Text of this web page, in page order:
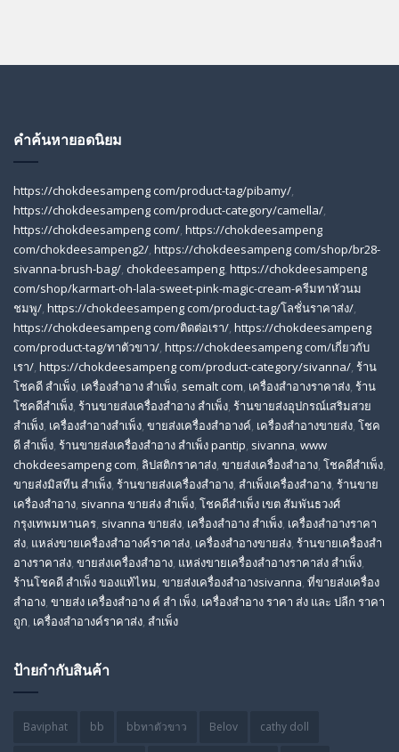
คำค้นหายอดนิยม
https://chokdeesampeng com/product-tag/pibamy/,
https://chokdeesampeng com/product-category/camella/,
https://chokdeesampeng com/, https://chokdeesampeng
com/chokdeesampeng2/, https://chokdeesampeng com/shop/br28-
sivanna-brush-bag/, chokdeesampeng, https://chokdeesampeng
com/shop/karmart-oh-lala-sweet-pink-magic-cream-ครีมทาหัวนม
ชมพู/, https://chokdeesampeng com/product-tag/โลชั่นราคาส่ง/,
https://chokdeesampeng com/ติดต่อเรา/, https://chokdeesampeng
com/product-tag/ทาตัวขาว/, https://chokdeesampeng com/เกี่ยวกับ
เรา/, https://chokdeesampeng com/product-category/sivanna/, ร้าน
โชคดี สําเพ็ง, เครื่องสำอาง สำเพ็ง, semalt com, เครื่องสำอางราคาส่ง, ร้าน
โชคดีสำเพ็ง, ร้านขายส่งเครื่องสําอาง สําเพ็ง, ร้านขายส่งอุปกรณ์เสริมสวย
สําเพ็ง, เครื่องสำอางสำเพ็ง, ขายส่งเครื่องสำอางค์, เครื่องสำอางขายส่ง, โชค
ดี สําเพ็ง, ร้านขายส่งเครื่องสําอาง สําเพ็ง pantip, sivanna, www
chokdeesampeng com, ลิปสติกราคาส่ง, ขายส่งเครื่องสำอาง, โชคดีสำเพ็ง,
ขายส่งมิสทีน สําเพ็ง, ร้านขายส่งเครื่องสำอาง, สําเพ็งเครื่องสําอาง, ร้านขาย
เครื่องสำอาง, sivanna ขายส่ง สําเพ็ง, โชคดีสำเพ็ง เขต สัมพันธวงศ์
กรุงเทพมหานคร, sivanna ขายส่ง, เครื่องสําอาง สําเพ็ง, เครื่องสําอางราคา
ส่ง, แหล่งขายเครื่องสําอางค์ราคาส่ง, เครื่องสําอางขายส่ง, ร้านขายเครื่องสํา
อางราคาส่ง, ขายส่งเครื่องสําอาง, แหล่งขายเครื่องสําอางราคาส่ง สําเพ็ง,
ร้านโชคดี สําเพ็ง ของแท้ไหม, ขายส่งเครื่องสําอางsivanna, ที่ขายส่งเครื่อง
สําอาง, ขายส่ง เครื่องสำอาง ค์ สำ เพ็ง, เครื่องสำอาง ราคา ส่ง และ ปลีก ราคา
ถูก, เครื่องสำอางค์ราคาส่ง, สำเพ็ง
ป้ายกำกับสินค้า
Baviphat bb bbทาตัวขาว Belov cathy doll